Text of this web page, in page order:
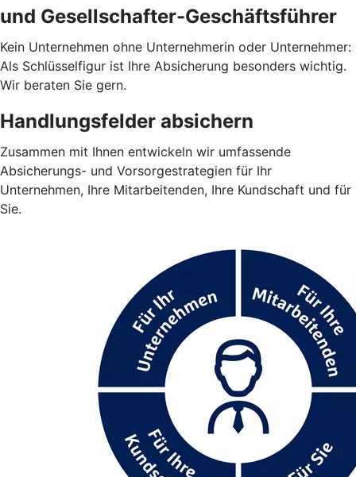
und Gesellschafter-Geschäftsführer
Kein Unternehmen ohne Unternehmerin oder Unternehmer:
Als Schlüsselfigur ist Ihre Absicherung besonders wichtig.
Wir beraten Sie gern.
Handlungsfelder absichern
Zusammen mit Ihnen entwickeln wir umfassende
Absicherungs- und Vorsorgestrategien für Ihr
Unternehmen, Ihre Mitarbeitenden, Ihre Kundschaft und für
Sie.